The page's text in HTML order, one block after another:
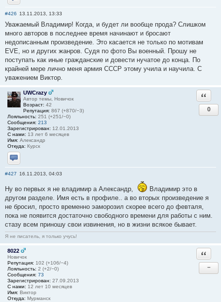
Отправить личное сообщение
#426 13.11.2013, 13:33
Уважаемый Владимир! Когда, и будет ли вообще прода? Слишком
много авторов в последнее время начинают и бросают
недописанным произведение. Это касается не только по мотивам
EVE, но и других жанров. Судя по фото Вы военный. Прошу не
поступать как иные гражданские и довести нучатое до конца. По
крайней мере лично меня армия СССР этому учила и научила. С
уважением Виктор.
UWCrazy
Автор темы, Новичок
Возраст: 42
Репутация: 867 (+870/−3)
Лояльность: 251 (+251/−0)
Сообщения: 213
Зарегистрирован: 12.01.2013
С нами: 13 лет 6 месяцев
Имя: Александр
Откуда: Курск
Отправить личное сообщение
0
#427 16.11.2013, 04:03
Ну во первых я не владимир а Александр,
Владимир это в
другом разделе. Имя есть в профиле.. а во вторых произведение я
не бросил, просто временно эаморозил скорее всего до февталя,
пока не появится достаточно свободного времени для работы с ним.
стазу всем приношу свои извинения, но в жизни всякое бывает.
Я не писатель, я только учусь!
8022
Новичок
Репутация: 102 (+106/−4)
Лояльность: 2 (+2/−0)
Сообщения: 73
Зарегистрирован: 27.09.2013
С нами: 12 лет 10 месяцев
Имя: Виктор
Откуда: Мурманск
−